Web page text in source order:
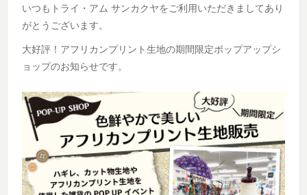
ワークショップ
いつもトライ・アム サンカクヤをご利用いただきましてあり
がとうございます。
大好評！アフリカンプリント生地の期間限定ポップアップシ
ョップのお知らせです。